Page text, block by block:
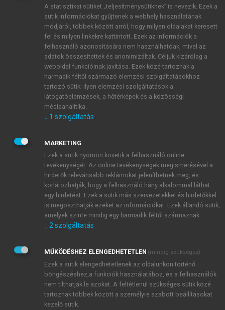
ÚJ FIÓK LÉTREHOZÁSA
1 óra díjmentes hozzáférés
E-MAIL-CÍM
JELSZÓ
JELSZÓ ÚJRA
Kérek értesítést a MeRSZ újdonságairól, akcióiról.
Kérek értesítést az Akadémiai Kiadó Zrt. újdonságairól,
Adatkezelési tájékoztatóbanfoglaltakat tudomásul
veszem és elfogadom.
Általános vásárlási feltételeket, valamint a szotar.netés a
mersz.huoldalak licencszerződéseiben foglaltakat
tudomásul veszem és elfogadom.
A statisztikai sütiket „teljesítménysütiknek” is nevezik. Ezek a
sütik információkat gyűjtenek a webhely használatának
módjáról, többek között arról, hogy milyen oldalakat keresett
fel és milyen linkekre kattintott. Ezek az információk a
felhasználó azonosítására nem használhatóak, mivel az
adatok összesítettek és anonimizáltak. Céljuk kizárólag a
weboldal funkcióinak javítása. Ezek közé tartoznak a
harmadik féltől származó elemzési szolgáltatásokhoz
tartozó sütik; ilyen elemzési szolgáltatások a
látogatóelemzések, a hőtérképek és a közösségi
médiaanalitika.
↓ 1 szolgáltatás
MARKETING
Ezek a sütik nyomon követik a felhasználó online
tevékenységét. Az online tevékenységek megismerésével a
hirdetők relevánsabb reklámokat jeleníthetnek meg, és
korlátozhatják, hogy a felhasználó hány alkalommal láthat
egy hirdetést. Ezek a sütik más szervezetekkel és hirdetőkkel
is megoszthatják ezeket az információkat. Ezek állandó sütik,
amelyek szinte mindig egy harmadik féltől származnak.
↓ 2 szolgáltatás
MŰKÖDÉSHEZ ELENGEDHETETLEN (mindig szükséges)
Ezek a sütik elengedhetetlenek az oldalunkon történő
böngészéshez,a funkciók használatához, és a felhasználók
nem tilthatják le azokat. A feltétlenül szükséges sütik közé
tartoznak többek között a személyre szabott beállításokat
kezelő sütik.